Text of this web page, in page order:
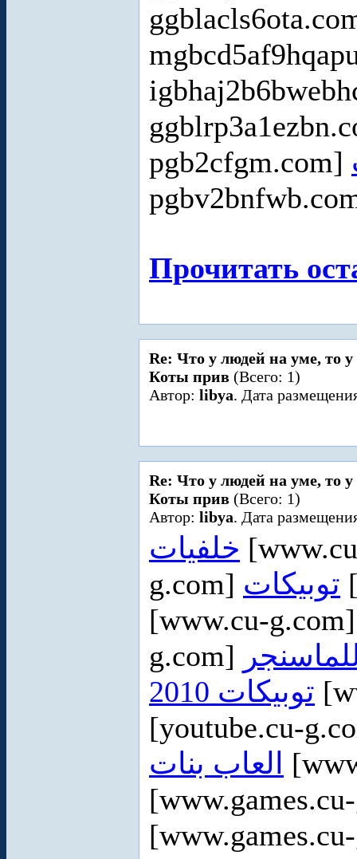
pgb2cfgm.com]
Прочитать
Re: Что у людей на уме, то
Коты прив (Всего: 1)
Автор: libya. Дата
Re: Что у людей на уме, то
Коты прив (Всего: 1)
Автор: libya. Дата
خلفيات
g.com] توبيكات
[www.cu-
g.com]
توبيكات 2010
[youtube.cu-
العاب بنات